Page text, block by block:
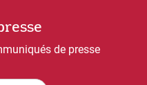
de presse